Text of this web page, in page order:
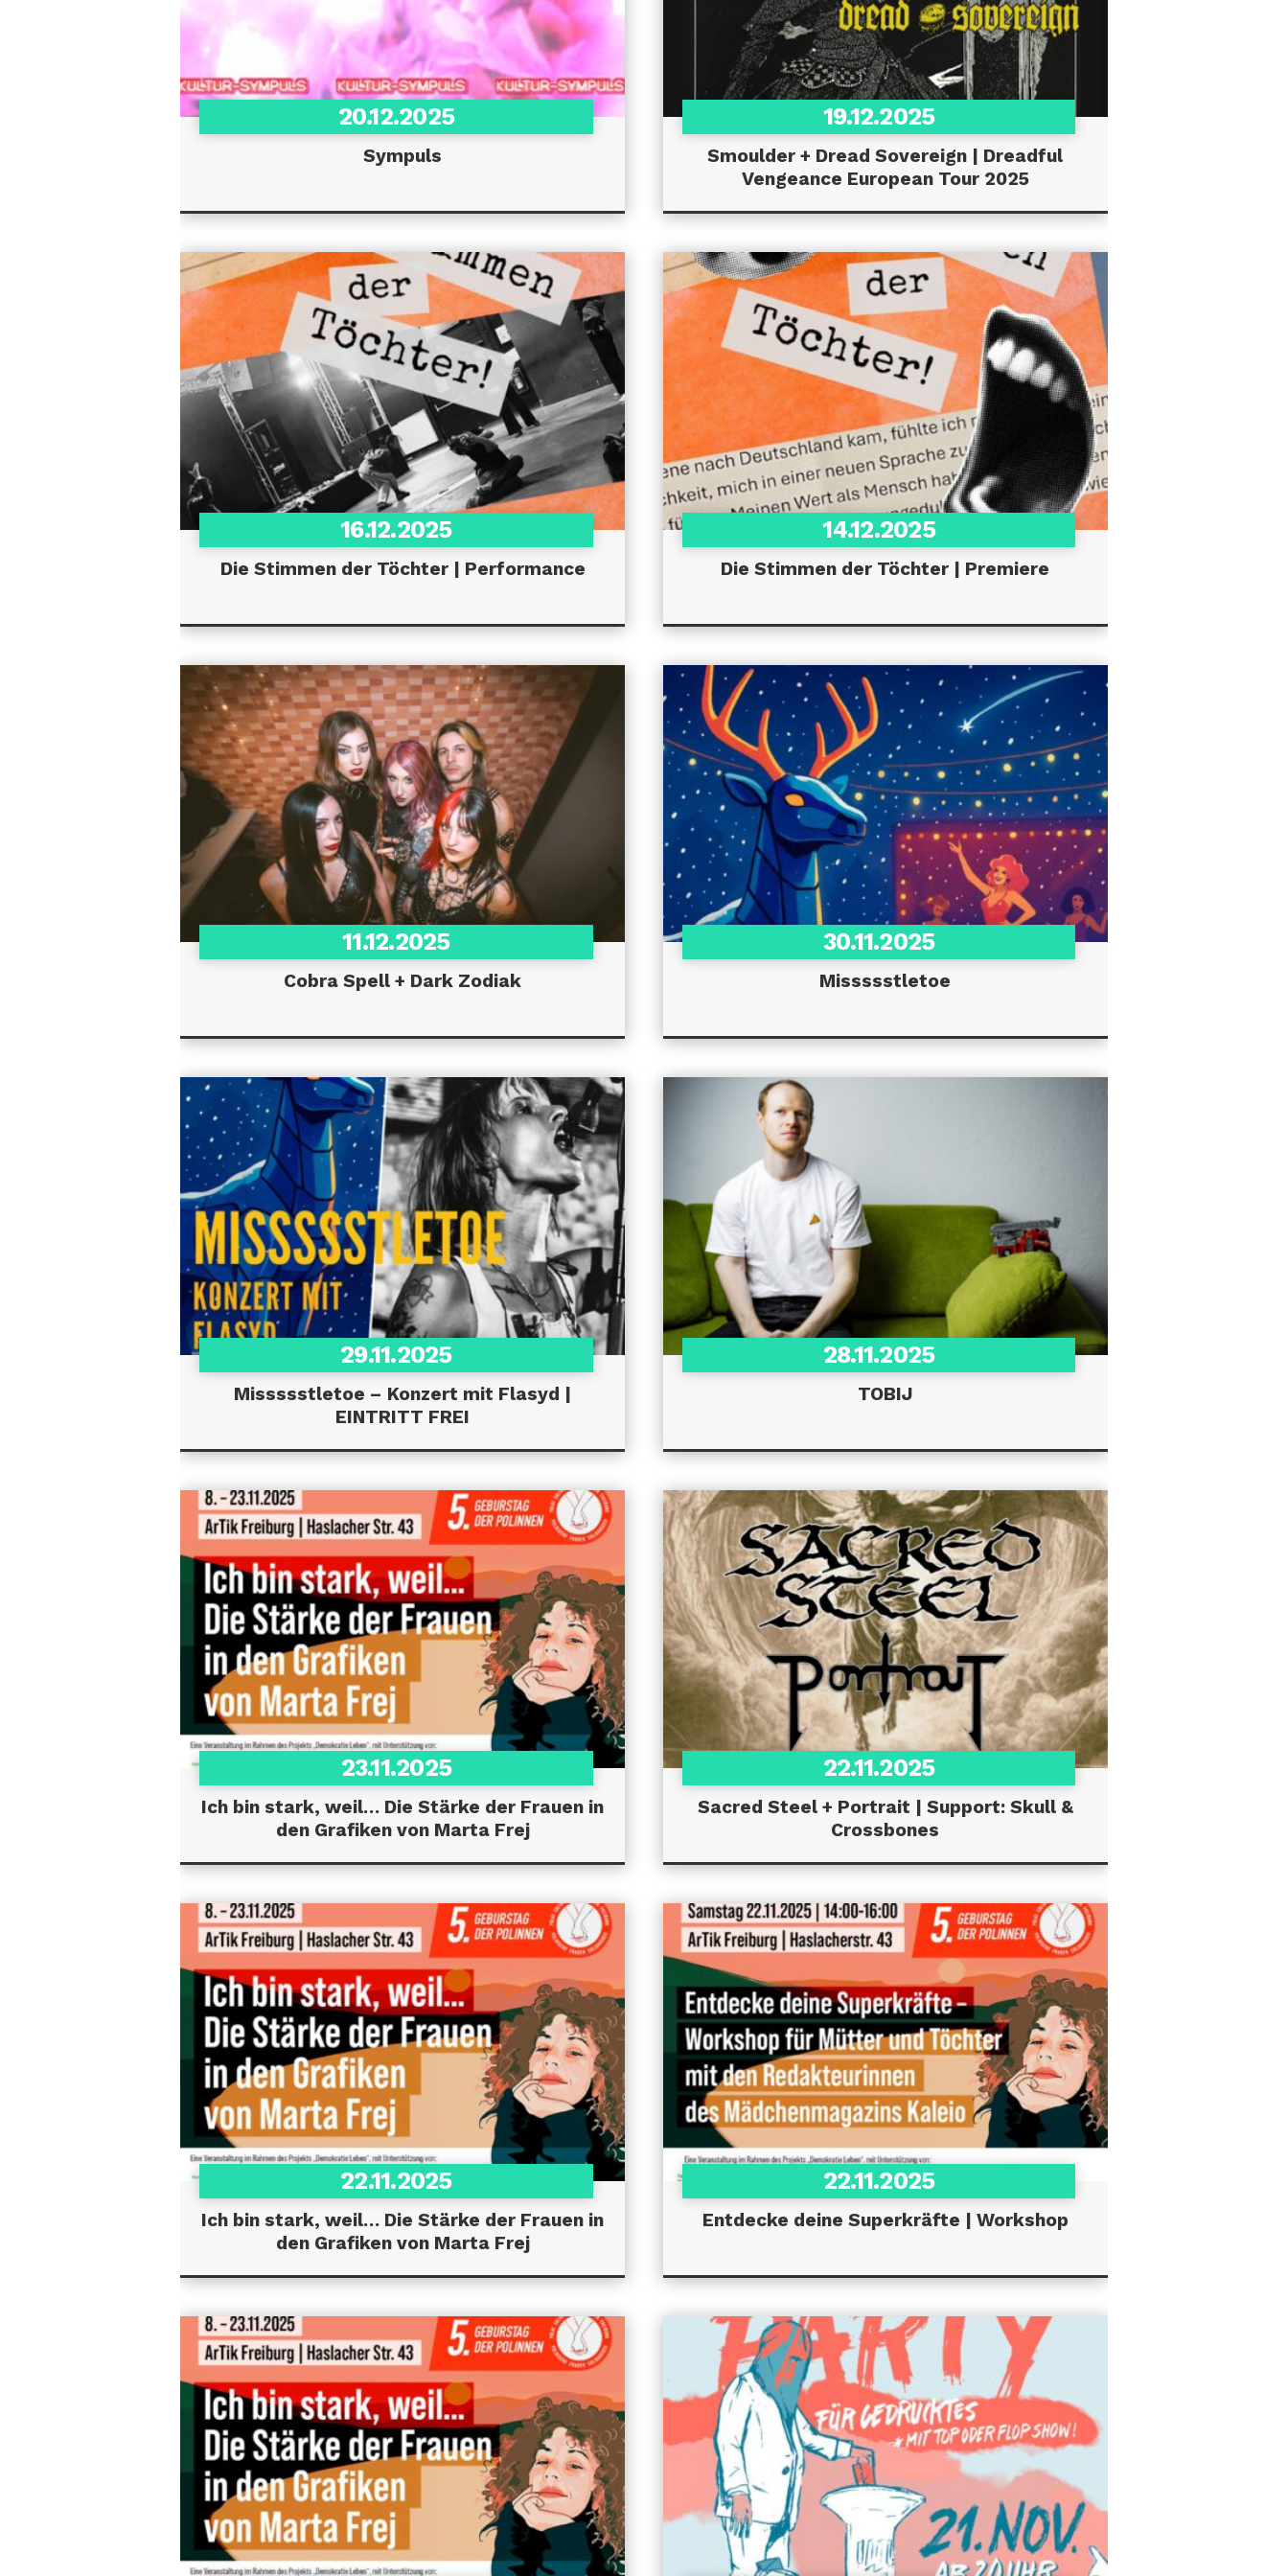
20.12.2025
Sympuls
16.12.2025
Die Stimmen der Töchter | Performance
11.12.2025
Cobra Spell + Dark Zodiak
29.11.2025
Missssstletoe – Konzert mit Flasyd |
EINTRITT FREI
23.11.2025
Ich bin stark, weil… Die Stärke der Frauen in
den Grafiken von Marta Frej
22.11.2025
Ich bin stark, weil… Die Stärke der Frauen in
den Grafiken von Marta Frej
19.12.2025
Smoulder + Dread Sovereign | Dreadful
Vengeance European Tour 2025
14.12.2025
Die Stimmen der Töchter | Premiere
30.11.2025
Missssstletoe
28.11.2025
TOBIJ
22.11.2025
Sacred Steel + Portrait | Support: Skull &
Crossbones
22.11.2025
Entdecke deine Superkräfte | Workshop